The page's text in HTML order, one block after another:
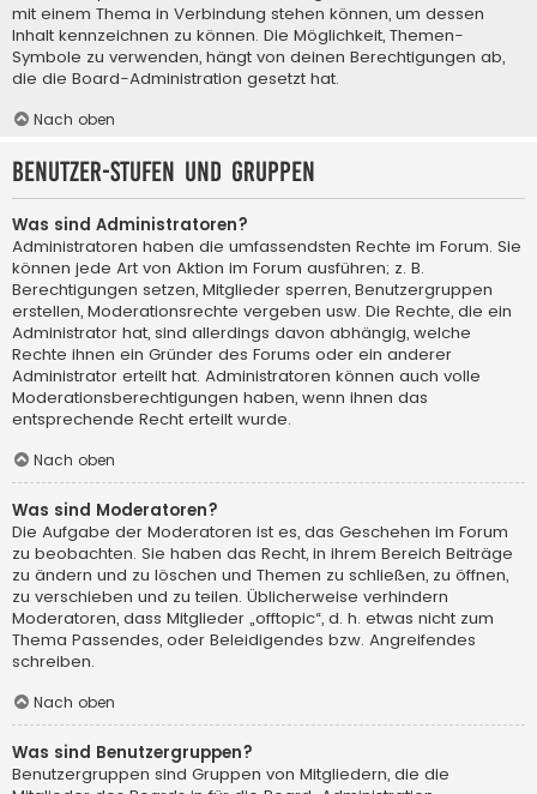
mit einem Thema in Verbindung stehen können, um dessen
Inhalt kennzeichnen zu können. Die Möglichkeit, Themen-
Symbole zu verwenden, hängt von deinen Berechtigungen ab,
die die Board-Administration gesetzt hat.
Nach oben
Benutzer-Stufen und Gruppen
Was sind Administratoren?
Administratoren haben die umfassendsten Rechte im Forum. Sie
können jede Art von Aktion im Forum ausführen; z. B.
Berechtigungen setzen, Mitglieder sperren, Benutzergruppen
erstellen, Moderationsrechte vergeben usw. Die Rechte, die ein
Administrator hat, sind allerdings davon abhängig, welche
Rechte ihnen ein Gründer des Forums oder ein anderer
Administrator erteilt hat. Administratoren können auch volle
Moderationsberechtigungen haben, wenn ihnen das
entsprechende Recht erteilt wurde.
Nach oben
Was sind Moderatoren?
Die Aufgabe der Moderatoren ist es, das Geschehen im Forum
zu beobachten. Sie haben das Recht, in ihrem Bereich Beiträge
zu ändern und zu löschen und Themen zu schließen, zu öffnen,
zu verschieben und zu teilen. Üblicherweise verhindern
Moderatoren, dass Mitglieder „offtopic“, d. h. etwas nicht zum
Thema Passendes, oder Beleidigendes bzw. Angreifendes
schreiben.
Nach oben
Was sind Benutzergruppen?
Benutzergruppen sind Gruppen von Mitgliedern, die die